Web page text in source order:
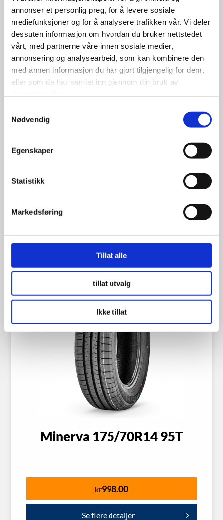
annonser et personlig preg, for å levere sosiale
mediefunksjoner og for å analysere trafikken vår. Vi deler
dessuten informasjon om hvordan du bruker nettstedet
vårt, med partnerne våre innen sosiale medier,
annonsering og analysearbeid, som kan kombinere den
med annen informasjon du har gjort tilgjengelig for dem,
eller som de har samlet inn gjennom din bruk av
Nødvendig
Egenskaper
Statistikk
Markedsføring
Tillat alle
tillat utvalg
Ikke tillat
Landsail CT6 165/70R14C 89R
Minerva 175/70R14 95T
kr998.00
Se flere detaljer